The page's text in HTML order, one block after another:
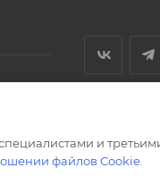
и
файлов Cookie